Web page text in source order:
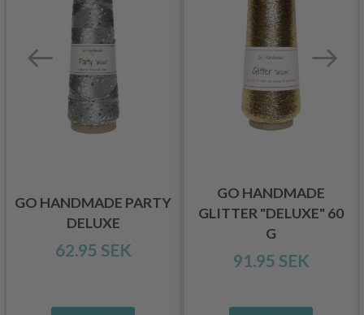
GO HANDMADE PARTY
DELUXE
62.95 SEK
GO HANDMADE
GLITTER "DELUXE" 60
G
91.95 SEK